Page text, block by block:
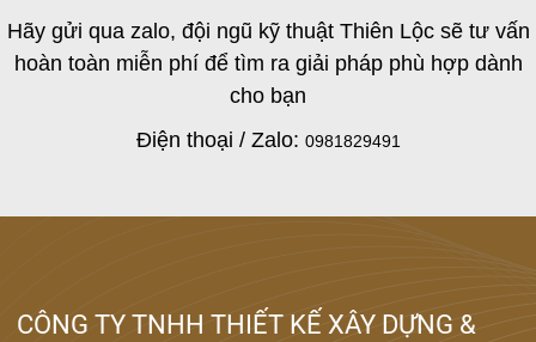
Hãy gửi qua zalo, đội ngũ kỹ thuật Thiên Lộc sẽ tư vấn
hoàn toàn miễn phí để tìm ra giải pháp phù hợp dành
cho bạn
Điện thoại / Zalo: 0981829491
CÔNG TY TNHH THIẾT KẾ XÂY DỰNG &